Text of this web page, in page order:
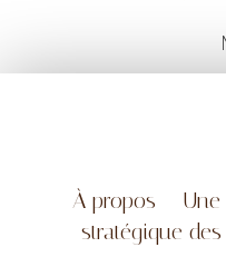
À propos –
stratégique